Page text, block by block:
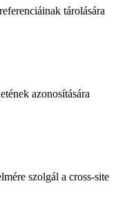
tárolására
azonosítására
szolgál a cross-site